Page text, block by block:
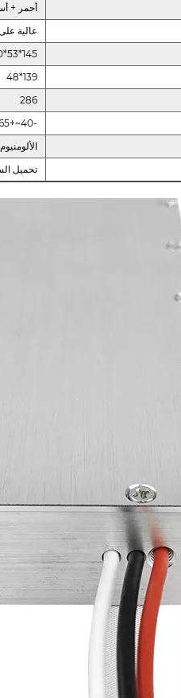
أحمر +
عالية
145*53*20
139*48
286
-40~+65
الألومنيوم
تحميل